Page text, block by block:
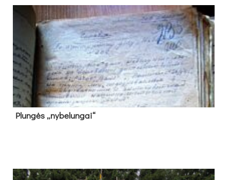
Plun­gės „ny­be­lun­gai“